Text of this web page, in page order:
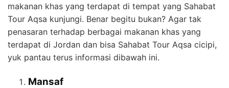
makanan khas yang terdapat di tempat yang Sahabat
Tour Aqsa kunjungi. Benar begitu bukan? Agar tak
penasaran terhadap berbagai makanan khas yang
terdapat di Jordan dan bisa Sahabat Tour Aqsa cicipi,
yuk pantau terus informasi dibawah ini.
Mansaf